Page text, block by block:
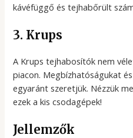
kávéfüggő és tejhabőrült
3. Krups
A Krups tejhabosítók nem
piacon. Megbízhatóságukat
egyaránt szeretjük. Nézzük
ezek a kis csodagépek!
Jellemzők